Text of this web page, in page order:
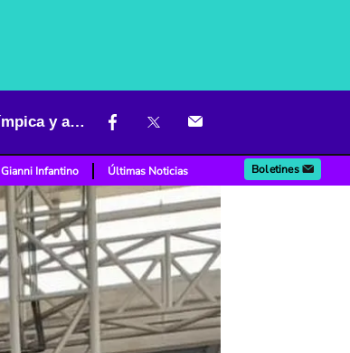
Risaralda suma siete medallas en el Nacional Interligas Sub-23 de lucha olímpica y asegura cupos al Panamericano de Perú
Gianni Infantino Últimas Noticias Boletines